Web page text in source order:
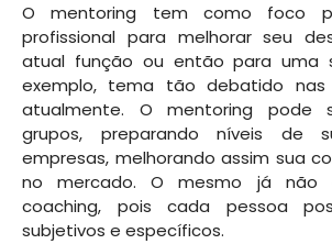
O mentoring tem como foco
profissional para melhorar seu
atual função ou então para uma
exemplo, tema tão debatido nas
atualmente. O mentoring pode
grupos, preparando níveis de
empresas, melhorando assim sua
no mercado. O mesmo já não
coaching, pois cada pessoa
subjetivos e específicos.